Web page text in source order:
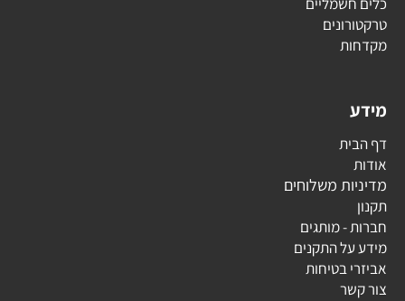
טרקטורונים
מקדחות
מידע
דף הבית
אודות
מדיניות משלוחים
תקנון
חברות - מותגים
מידע על התקנים
אביזרי בטיחות
צור קשר